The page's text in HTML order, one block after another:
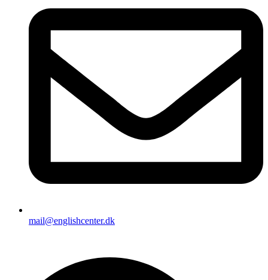
mail@englishcenter.dk